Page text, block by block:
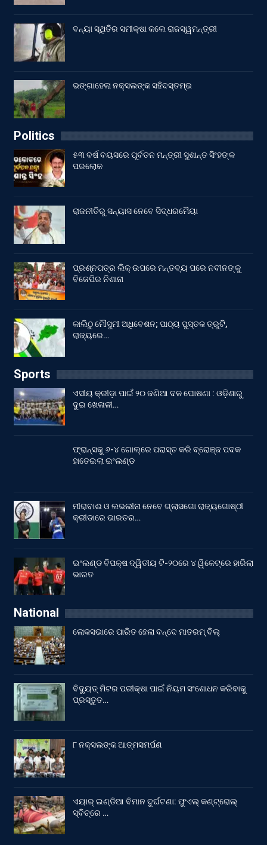
ବନ୍ୟା ସ୍ଥିତିର ସମୀକ୍ଷା କଲେ ରାଜସ୍ୱମନ୍ତ୍ରୀ
ଭଙ୍ଗାହେଲା ନକ୍ସଲଙ୍କ ସହିଦସ୍ତମ୍ଭ
Politics
୫୩ ବର୍ଷ ବୟସରେ ପୂର୍ବତନ ମନ୍ତ୍ରୀ ସୁଶାନ୍ତ ସିଂହଙ୍କ
ପରଲୋକ
ରାଜନୀତିରୁ ସନ୍ୟାସ ନେବେ ସିଦ୍ଧରମୈୟା
ପ୍ରଶ୍ନପତ୍ର ଲିକ୍ ଉପରେ ମନ୍ତବ୍ୟ ପରେ ନବୀନଙ୍କୁ
ବିଜେପିର ନିଶାନା
କାଲିଠୁ ମୌସୁମୀ ଅଧିବେଶନ; ପାଠ୍ୟ ପୁସ୍ତକ ତ୍ରୁଟି,
ରାଜ୍ୟରେ…
Sports
ଏସୀୟ କ୍ରୀଡ଼ା ପାଇଁ ୨୦ ଜଣିଆ ଦଳ ଘୋଷଣା : ଓଡ଼ିଶାରୁ
ଦୁଇ ଖେଳାଳୀ…
ଫ୍ରାନ୍ସକୁ ୬-୪ ଗୋଲ୍‌ରେ ପରାସ୍ତ କରି ବ୍ରୋଞ୍ଜ ପଦକ
ହାତେଇଲା ଇଂଲଣ୍ଡ
ମୀରାବାଈ ଓ ଲଭଲୀନା ନେବେ ଗ୍ଲାସଗୋ ରାଜ୍ୟଗୋଷ୍ଠୀ
କ୍ରୀଡାରେ ଭାରତର…
ଇଂଲଣ୍ଡ ବିପକ୍ଷ ଦ୍ୱିତୀୟ ଟି-୨୦ରେ ୪ ୱିକେଟ୍‌ରେ ହାରିଲା
ଭାରତ
National
ଲୋକସଭାରେ ପାରିତ ହେଲା ବନ୍ଦେ ମାତରମ୍‌ ବିଲ୍‌
ବିଦ୍ୟୁତ୍ ମିଟର ପରୀକ୍ଷା ପାଇଁ ନିୟମ ସଂଶୋଧନ କରିବାକୁ
ପ୍ରସ୍ତୁତ…
୮ ନକ୍ସଲଙ୍କ ଆତ୍ମସମର୍ପଣ
ଏୟାର୍ ଇଣ୍ଡିଆ ବିମାନ ଦୁର୍ଘଟଣା: ଫୁଏଲ୍‌ କଣ୍ଟ୍ରୋଲ୍‌
ସ୍ବିଚ୍‌ରେ …